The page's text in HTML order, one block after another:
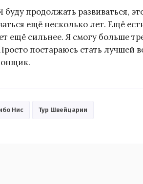
буду продолжать развиваться,
ещё несколько лет. Ещё
ещё сильнее. Я смогу больше
постараюсь стать лучшей
Нис Тур Швейцарии